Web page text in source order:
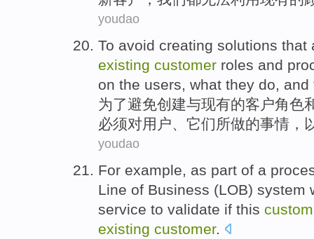
youdao
To avoid creating solutions that
existing customer roles and
on the users, what they do, and
为了避免创建与现有的客户角色
必须对用户、 它们所做的事情，
youdao
For example, as part of a
Line of Business (LOB) system
service to validate if this
existing customer.